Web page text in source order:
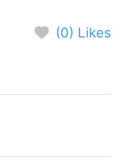
(0) Likes